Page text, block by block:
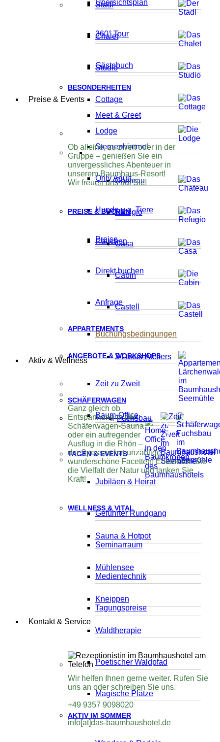
Übersichtsplan
360° Tour
Gästebuch
BESONDERHEITEN
Meet & Greet
Sternenhimmel
Only Adult
Hunde u.a. Tiere
Rauchen
Stadl
Chalet
Studio
Cottage
Lodge
Chateau
Refugio
Casa
Cabin
Castell
APPARTEMENTS
3 Luxus-Ateliers
SCHÄFERWAGEN
Fuchsbau
Preise & Events
Ob alleine, zu zweit oder in der
Gruppe – genießen Sie ein
unvergessliches Abenteuer in
unserem Baumhaus-Resort!
Wir freuen uns auf Sie!
PREISE & BUCHEN
Preise
Direkt buchen
Anfrage
Buchungsbedingungen
ANGEBOTE & WORKSHOPS
Zeit zu Zweit
Baum-Office
TAGEN & EVENTS
Jubiläen & Heirat
Geführter Rundgang
Seminarraum
Medientechnik
Tagungspreise
Aktiv & Wellness
Ganz gleich ob
Entspannung in der
Schäferwagen-Sauna
oder ein aufregender
Ausflug in die Rhön –
der Spessart hat unzählige,
wunderschöne Facetten! Entdecken Sie
die Vielfalt der Natur und tanken Sie
Kraft!
WELLNESS & VITAL
Sauna & Hotpot
Mühlensee
Kneippen
Waldtherapie
Poetischer Waldpfad
Magische Plätze
AKTIV IM SOMMER
Kontakt & Service
Wir helfen Ihnen gerne weiter. Rufen Sie
uns an oder schreiben Sie uns.
+49 9357 9098020
info[at]das-baumhaushotel.de